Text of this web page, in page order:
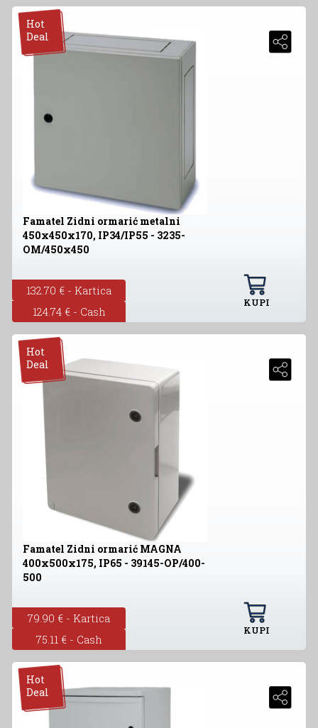
Hot
Deal
Famatel Zidni ormarić metalni
450x450x170, IP34/IP55 - 3235-
OM/450x450
132.70 € - Kartica
124.74 € - Cash
KUPI
Hot
Deal
Famatel Zidni ormarić MAGNA
400x500x175, IP65 - 39145-OP/400-
500
79.90 € - Kartica
75.11 € - Cash
KUPI
Hot
Deal